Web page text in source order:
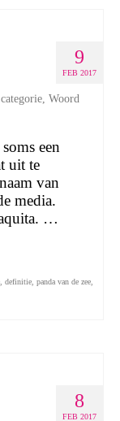
9
FEB 2017
Woord
een
uit te
van
media.
…
definitie panda van de zee
8
FEB 2017